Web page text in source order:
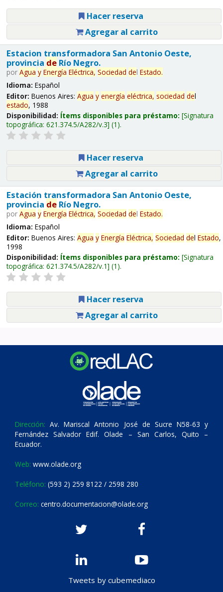
Hacer reserva
Agregar al carrito
Estacion transformadora San Antonio Oeste,
provincia deRío Negro.
por Agua y Energía Eléctrica, Sociedad del Estado.
Idioma: Español
Editor: Buenos Aires: Agua y energía eléctrica, sociedad del
estado, 1988
Disponibilidad: Ítems disponibles para préstamo: Signatura
topográfica: 621.374.5/A282/v.3 (1).
Hacer reserva
Agregar al carrito
Estación transformadora San Antonio Oeste,
provincia deRío Negro.
por Agua y Energía Eléctrica, Sociedad del Estado.
Idioma: Español
Editor: Buenos Aires: Agua y Energía Eléctrica, Sociedad del Estado,
1998
Disponibilidad: Ítems disponibles para préstamo: Signatura
topográfica: 621.374.5/A282/v.1 (1).
Hacer reserva
Agregar al carrito
Dirección: Av. Mariscal Antonio José de Sucre N58-63 y
Fernández Salvador Edif. Olade – San Carlos, Quito –
Ecuador.
Web: www.olade.org
Teléfono: (593 2) 259 8122 / 2598 280
Correo: centro.documentacion@olade.org
Tweets by cubemediaco